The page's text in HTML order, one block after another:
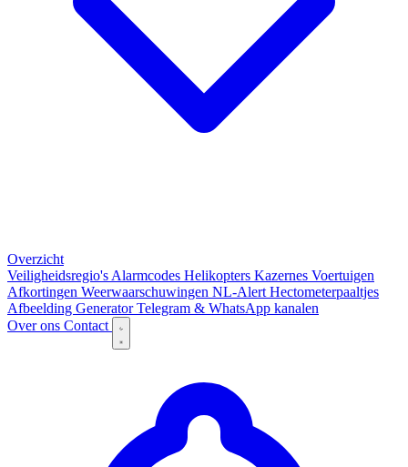
Overzicht
Veiligheidsregio's Alarmcodes Helikopters Kazernes Voertuigen
Afkortingen Weerwaarschuwingen NL-Alert Hectometerpaaltjes
Afbeelding GeneratorTelegram & WhatsApp kanalen
Over ons Contact